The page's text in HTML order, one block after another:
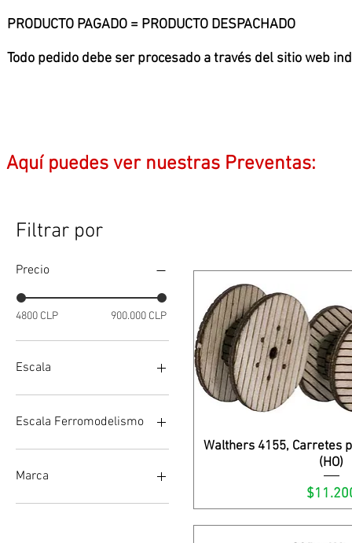
PRODUCTO PAGADO = PRODUCTO DESPACHADO
Todo pedido debe ser procesado a través del sitio web
Aquí puedes ver nuestras Preventas:
Filtrar por
Precio
4800 CLP 900.000 CLP
Escala
1/10
1/7
Escala Ferromodelismo
HO
Marca
Bachmann
Vista
Walthers 4155, Carretes
(HO)
Precio